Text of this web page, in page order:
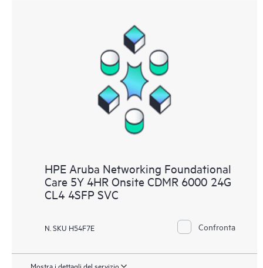
HPE Aruba Networking Foundational
Care 5Y 4HR Onsite CDMR 6000 24G
CL4 4SFP SVC
N. SKU H54F7E Confronta
Mostra i dettagli del servizio